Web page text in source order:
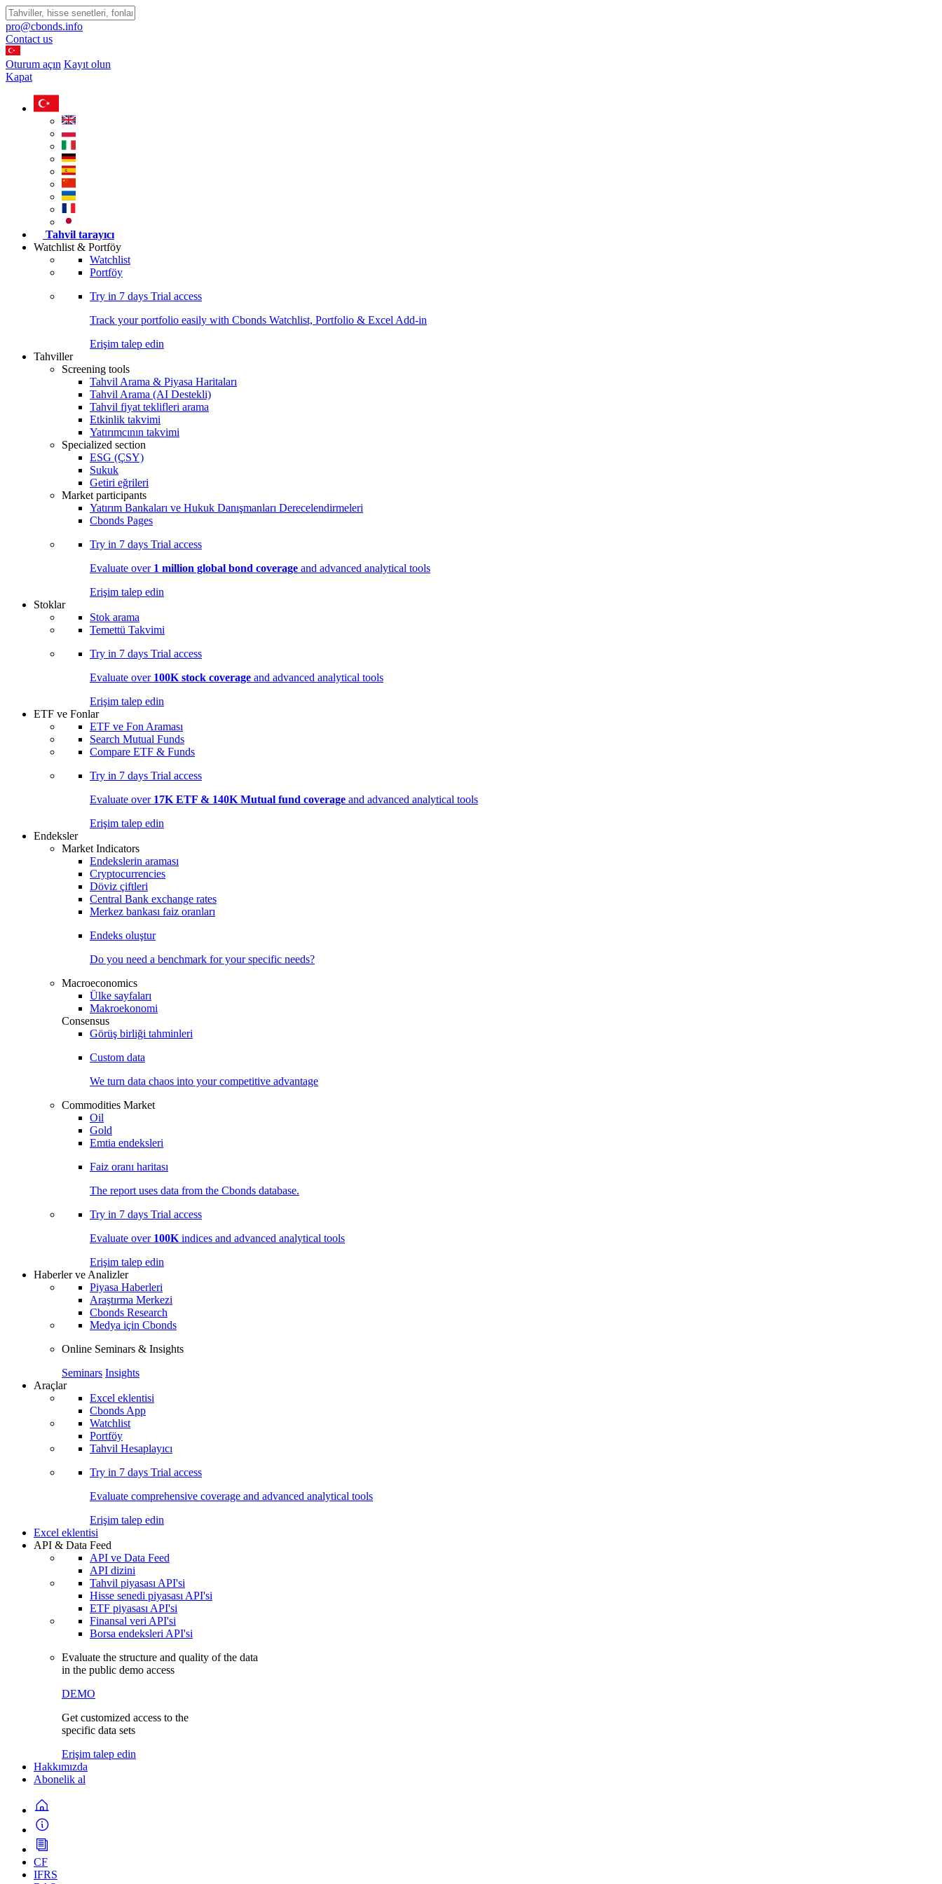
pro@cbonds.info
Contact us
Oturum açın Kayıt olun
Kapat
Tahvil tarayıcı
Watchlist & Portföy
Watchlist
Portföy
Try in 7 days Trial access
Track your portfolio easily with Cbonds Watchlist, Portfolio & Excel Add-in
Erişim talep edin
Tahviller
Screening tools
Tahvil Arama & Piyasa Haritaları
Tahvil Arama (AI Destekli)
Tahvil fiyat teklifleri arama
Etkinlik takvimi
Yatırımcının takvimi
Specialized section
ESG (ÇSY)
Sukuk
Getiri eğrileri
Market participants
Yatırım Bankaları ve Hukuk Danışmanları Derecelendirmeleri
Cbonds Pages
Try in 7 days Trial access
Evaluate over 1 million global bond coverage and advanced analytical tools
Erişim talep edin
Stoklar
Stok arama
Temettü Takvimi
Try in 7 days Trial access
Evaluate over 100K stock coverage and advanced analytical tools
Erişim talep edin
ETF ve Fonlar
ETF ve Fon Araması
Search Mutual Funds
Compare ETF & Funds
Try in 7 days Trial access
Evaluate over 17K ETF & 140K Mutual fund coverage and advanced analytical tools
Erişim talep edin
Endeksler
Market Indicators
Endekslerin araması
Cryptocurrencies
Döviz çiftleri
Central Bank exchange rates
Merkez bankası faiz oranları
Endeks oluştur
Do you need a benchmark for your specific needs?
Macroeconomics
Ülke sayfaları
Makroekonomi
Consensus
Görüş birliği tahminleri
Custom data
We turn data chaos into your competitive advantage
Commodities Market
Oil
Gold
Emtia endeksleri
Faiz oranı haritası
The report uses data from the Cbonds database.
Try in 7 days Trial access
Evaluate over 100K indices and advanced analytical tools
Erişim talep edin
Haberler ve Analizler
Piyasa Haberleri
Araştırma Merkezi
Cbonds Research
Medya için Cbonds
Online Seminars & Insights
Seminars Insights
Araçlar
Excel eklentisi
Cbonds App
Watchlist
Portföy
Tahvil Hesaplayıcı
Try in 7 days Trial access
Evaluate comprehensive coverage and advanced analytical tools
Erişim talep edin
Excel eklentisi
API & Data Feed
API ve Data Feed
API dizini
Tahvil piyasası API'si
Hisse senedi piyasası API'si
ETF piyasası API'si
Finansal veri API'si
Borsa endeksleri API'si
Evaluate the structure and quality of the data
in the public demo access
DEMO
Get customized access to the
specific data sets
Erişim talep edin
Hakkımızda
Abonelik al
CF
IFRS